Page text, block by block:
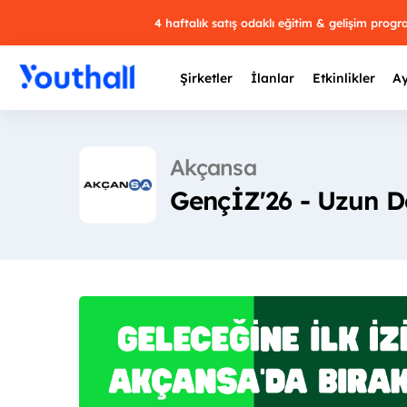
4 haftalık satış odaklı eğitim & gelişim
Şirketler İlanlar Etkinlikler
Akçansa
GençİZ'26 - Uzun